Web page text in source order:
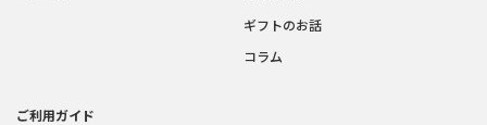
ギフトのお話
コラム
ご利用ガイド